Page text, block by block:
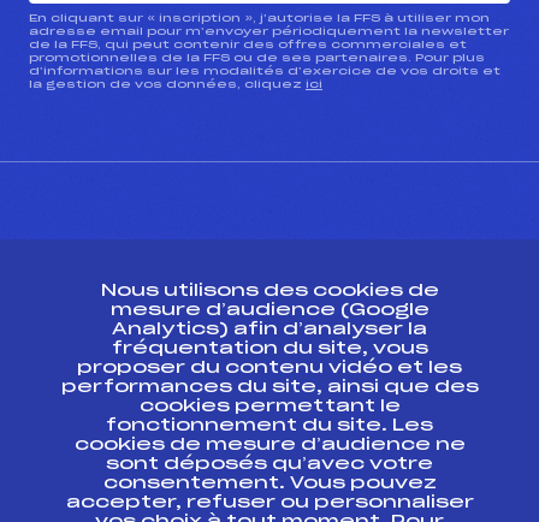
En cliquant sur « inscription », j’autorise la FFS à utiliser mon
adresse email pour m’envoyer périodiquement la newsletter
de la FFS, qui peut contenir des offres commerciales et
promotionnelles de la FFS ou de ses partenaires. Pour plus
d’informations sur les modalités d’exercice de vos droits et
la gestion de vos données, cliquez ici
Ressources
Pass’Neige
Projet sportif fédéral
Projet de performance fédéral
Antidopage
Pôle Développement, Formation, Suivi
Scientifique
Nous utilisons des cookies de
mesure d’audience (Google
Analytics) afin d’analyser la
fréquentation du site, vous
proposer du contenu vidéo et les
performances du site, ainsi que des
cookies permettant le
fonctionnement du site. Les
cookies de mesure d’audience ne
sont déposés qu’avec votre
consentement. Vous pouvez
accepter, refuser ou personnaliser